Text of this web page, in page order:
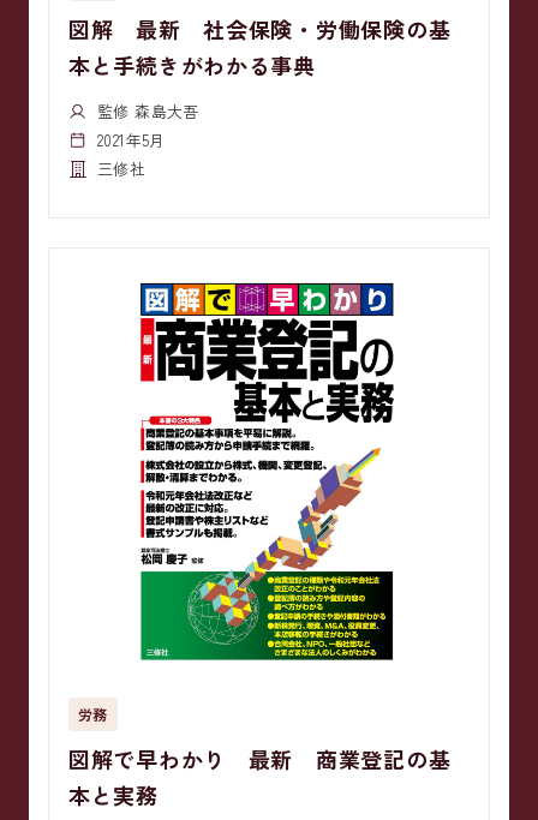
図解 最新 社会保険・労働保険の基
本と手続きがわかる事典
監修 森島大吾
2021年5月
三修社
労務
図解で早わかり 最新 商業登記の基
本と実務